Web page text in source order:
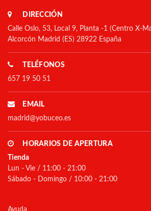
DIRECCIÓN
Calle Oslo, 53, Local 9, Planta -1 (Centro X-
Alcorcón Madrid (ES) 28922 España
TELÉFONOS
657 19 50 51
EMAIL
madrid@yobuceo.es
HORARIOS DE APERTURA
Tienda
Lun - Vie / 11:00 - 21:00
Sábado - Domingo / 10:00 - 21:00
Ayuda